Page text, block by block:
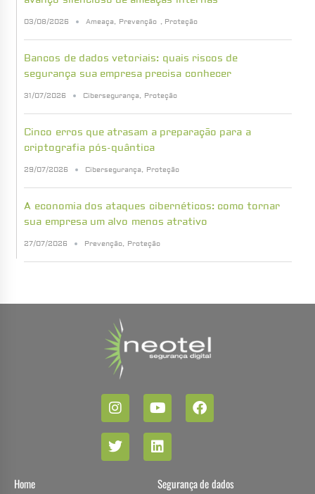
03/08/2026 Ameaça, Prevenção , Proteção
Bancos de dados vetoriais: quais riscos de
segurança sua empresa precisa conhecer
31/07/2026 Cibersegurança, Proteção
Cinco erros que atrasam a preparação para a
criptografia pós-quântica
29/07/2026 Cibersegurança, Proteção
A economia dos ataques cibernéticos: como tornar
sua empresa um alvo menos atrativo
27/07/2026 Prevenção, Proteção
Home Segurança de dados